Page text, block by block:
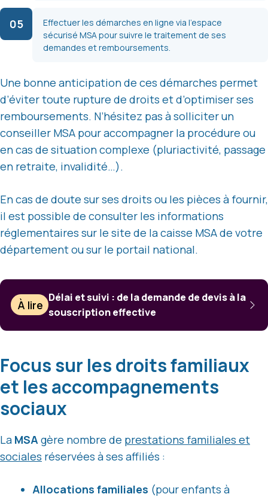
05
Effectuer les démarches en ligne via l’espace
sécurisé MSA pour suivre le traitement de ses
demandes et remboursements.
Une bonne anticipation de ces démarches permet
d’éviter toute rupture de droits et d’optimiser ses
remboursements. N’hésitez pas à solliciter un
conseiller MSA pour accompagner la procédure ou
en cas de situation complexe (pluriactivité, passage
en retraite, invalidité…).
En cas de doute sur ses droits ou les pièces à fournir,
il est possible de consulter les informations
réglementaires sur le site de la caisse MSA de votre
département ou sur le portail national.
À lire
Délai et suivi : de la demande de devis à la
souscription effective
Focus sur les droits familiaux
et les accompagnements
sociaux
La MSA gère nombre de prestations familiales et
sociales réservées à ses affiliés :
Allocations familiales (pour enfants à